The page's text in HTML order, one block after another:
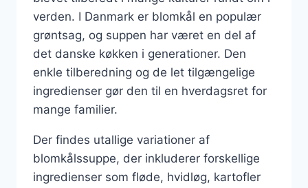
verden. I Danmark er blomkål en populær
grøntsag, og suppen har været en del af
det danske køkken i generationer. Den
enkle tilberedning og de let tilgængelige
ingredienser gør den til en hverdagsret for
mange familier.
Der findes utallige variationer af
blomkålssuppe, der inkluderer forskellige
ingredienser som fløde, hvidløg, kartofler